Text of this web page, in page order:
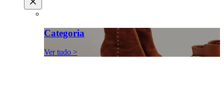
Categoria
Ver tudo >